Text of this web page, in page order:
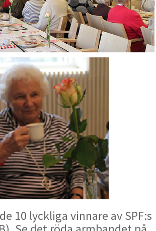
10 lyckliga vinnare av SPF:s